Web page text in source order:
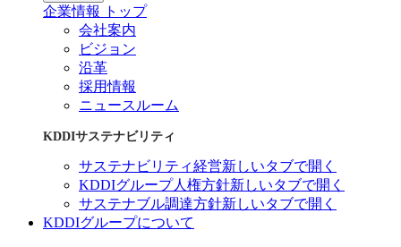
企業情報 トップ
会社案内
ビジョン
沿革
採用情報
ニュースルーム
KDDIサステナビリティ
サステナビリティ経営新しいタブで開く
KDDIグループ人権方針新しいタブで開く
サステナブル調達方針新しいタブで開く
KDDIグループについて